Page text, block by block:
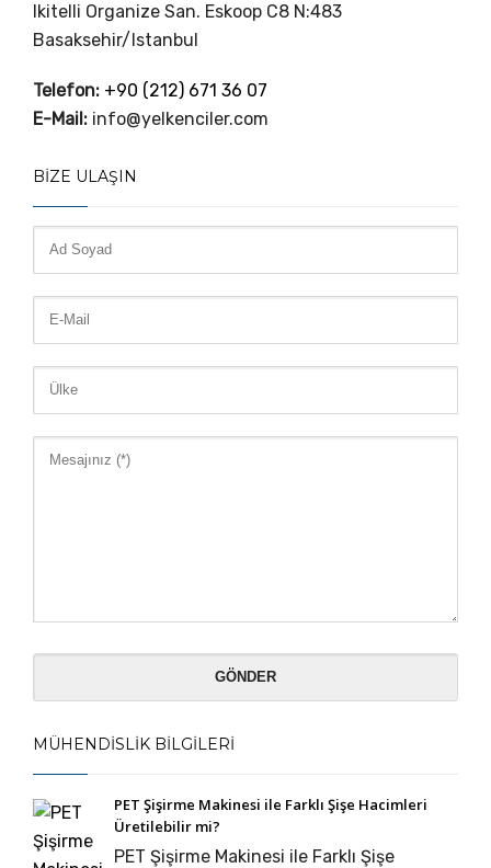
Ikitelli Organize San. Eskoop C8 N:483
Basaksehir/Istanbul
Telefon: +90 (212) 671 36 07
E-Mail: info@yelkenciler.com
BIZE ULAŞIN
MÜHENDISLIK BILGILERI
PET Şişirme Makinesi ile Farklı Şişe Hacimleri
Üretilebilir mi?
PET Şişirme Makinesi ile Farklı Şişe